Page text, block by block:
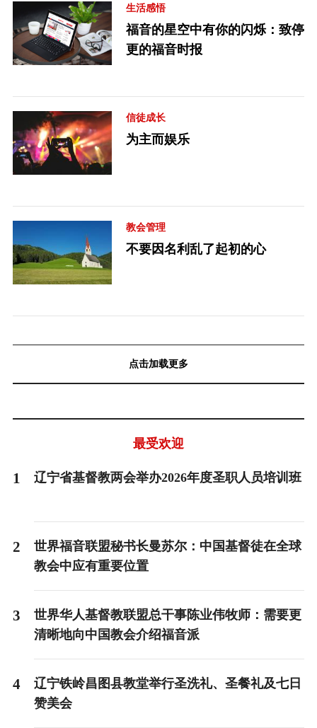
生活感悟
福音的星空中有你的闪烁：致停
更的福音时报
信徒成长
为主而娱乐
教会管理
不要因名利乱了起初的心
点击加载更多
最受欢迎
1 辽宁省基督教两会举办2026年度圣职人员培训班
2
世界福音联盟秘书长曼苏尔：中国基督徒在全球
教会中应有重要位置
3
世界华人基督教联盟总干事陈业伟牧师：需要更
清晰地向中国教会介绍福音派
4
辽宁铁岭昌图县教堂举行圣洗礼、圣餐礼及七日
赞美会